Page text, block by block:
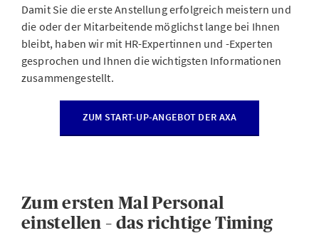
Damit Sie die erste Anstellung erfolgreich meistern und
die oder der Mitarbeitende möglichst lange bei Ihnen
bleibt, haben wir mit HR-Expertinnen und -Experten
gesprochen und Ihnen die wichtigsten Informationen
zusammengestellt.
ZUM START-UP-ANGEBOT DER AXA
Zum ersten Mal Personal
einstellen – das richtige Timing